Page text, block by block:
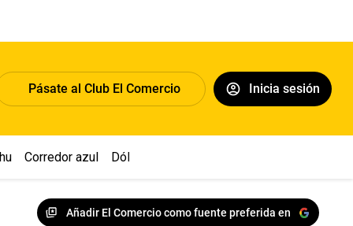
Pásate al Club El Comercio Inicia sesión
Corredor azul Dólar
Añadir El Comercio como fuente preferida en